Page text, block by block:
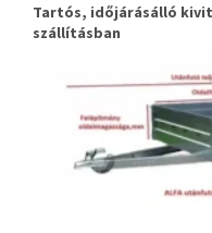
Tartós, időjárásálló
szállításban